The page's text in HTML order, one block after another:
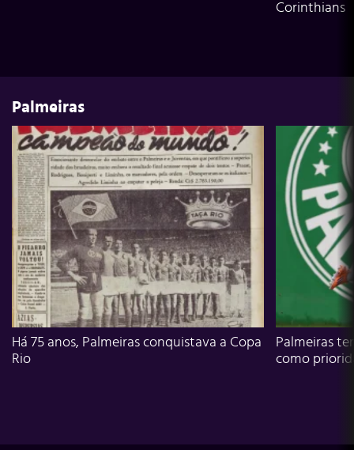
Corinthians
Palmeiras
Há 75 anos, Palmeiras conquistava a Copa
Rio
Palmeiras
como